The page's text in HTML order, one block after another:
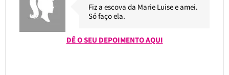
Fiz a escova da Marie Luise e amei.
Só faço ela.
DÊ O SEU DEPOIMENTO AQUI